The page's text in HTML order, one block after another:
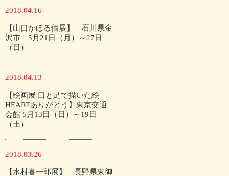
2018.04.16
【山口かほる個展】 石川県金
沢市 5月21日（月）～27日
（日）
2018.04.13
【絵画展 口と足で描いた絵
HEARTありがとう】東京交通
会館 5月13日（日）～19日
（土）
2018.03.26
【水村喜一郎展】 長野県東御